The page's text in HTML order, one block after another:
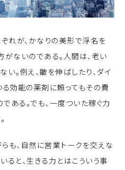
ぞれが、かなりの美形で浮名を
ないのである。人間は、老い
。例え、皺を伸ばしたり、ダイ
る効能の薬剤に頼ってもその費
ある。でも、一度ついた稼ぐ力
も、自然に営業トークを交えな
ると、生きる力とはこういう事